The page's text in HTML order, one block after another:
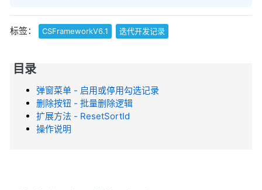
标签： CSFrameworkV6.1 迭代开发记录
目录
弹窗菜单 - 启用或停用勾选记录
删除按钮 - 批量删除逻辑
扩展方法 - ResetSortId
操作说明